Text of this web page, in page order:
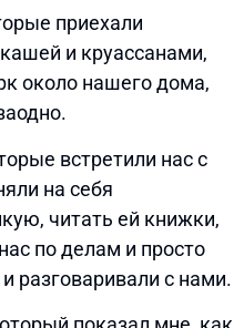
приехали
и круассанами,
около нашего дома,
встретили нас с
на себя
читать ей книжки,
по делам и просто
разговаривали с нами.